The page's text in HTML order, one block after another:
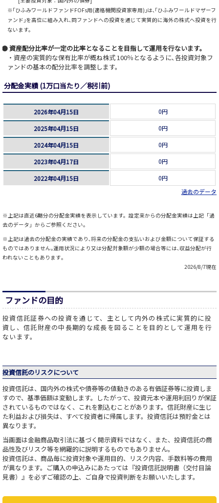
※｢ひふみワールドファンドFOFs用(適格機関投資家専用)｣は､｢ひふみワールドマザーフ
ァンド｣を高位に組み入れ､同ファンドへの投資を通じて実質的に海外の株式へ投資を行
ないます。
資産配分比率が一定の比率となることを目指して運用を行ないます。
・資産の実質的な保有比率が概ね株式 100％となるように､各投資対象フ
ァンドの基本の配分比率を調整します。
分配金実績 (1万口当たり／税引前)
2026年04月15日 0円
2025年04月15日 0円
2024年04月15日 0円
2023年04月17日 0円
2022年04月15日
0円
過去のデータ
※上記は直近6期分の分配金実績を表示しています。設定来からの分配金実績は上記「過
去のデータ」からご参照ください。
※上記は過去の分配金の実績であり､将来の分配金の支払いおよび金額について保証する
ものではありません｡運用状況により又は分配対象額が少額の場合等には､収益分配が行
われないこともあります｡
2026/8/7現在
ファンドの目的
投資信託証券への投資を通じて、主として内外の株式に実質的に投
資し、信託財産の中長期的な成長を図ることを目的として運用を行
ないます。
投資信託のリスクについて
投資信託は、国内外の株式や債券等の値動きのある有価証券等に投資しま
すので、基準価額は変動します。したがって、投資元本や運用利回りが保証
されているものではなく、これを割込むことがあります。信託財産に生じ
た利益および損失は、すべて投資者に帰属します。投資信託は預貯金とは
異なります。
当画面は金融商品取引法に基づく開示資料ではなく、また、投資信託の商
品性及びリスク等を網羅的に説明するものでもありません。
投資信託は、商品毎に投資対象や運用目的、リスク内容、手数料等の費用
が異なります。ご購入の申込みにあたっては『投資信託説明書（交付目論
見書）』を必ずご確認の上、ご自身で投資判断をお願いいたします。